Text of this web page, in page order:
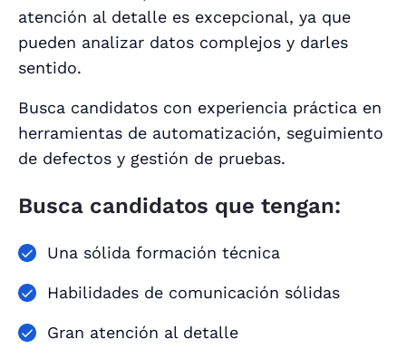
atención al detalle es excepcional, ya que
pueden analizar datos complejos y darles
sentido.
Busca candidatos con experiencia práctica en
herramientas de automatización, seguimiento
de defectos y gestión de pruebas.
Busca candidatos que tengan:
Una sólida formación técnica
Habilidades de comunicación sólidas
Gran atención al detalle